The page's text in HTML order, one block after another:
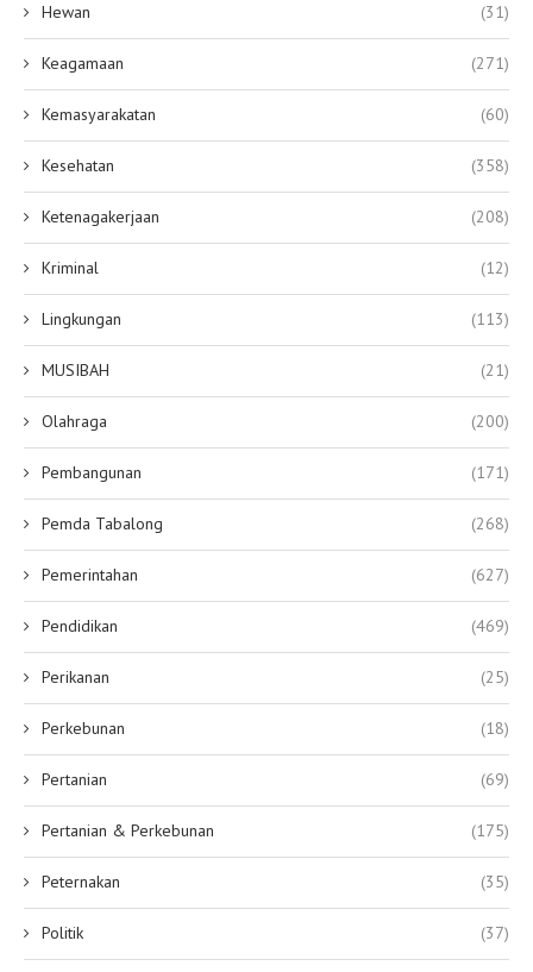
Hewan (31)
Keagamaan (271)
Kemasyarakatan (60)
Kesehatan (358)
Ketenagakerjaan (208)
Kriminal (12)
Lingkungan (113)
MUSIBAH (21)
Olahraga (200)
Pembangunan (171)
Pemda Tabalong (268)
Pemerintahan (627)
Pendidikan (469)
Perikanan (25)
Perkebunan (18)
Pertanian (69)
Pertanian & Perkebunan (175)
Peternakan (35)
Politik (37)